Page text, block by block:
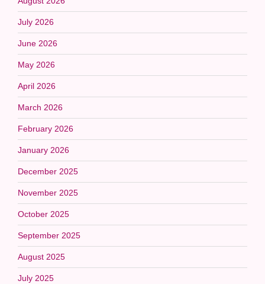
July 2026
June 2026
May 2026
April 2026
March 2026
February 2026
January 2026
December 2025
November 2025
October 2025
September 2025
August 2025
July 2025